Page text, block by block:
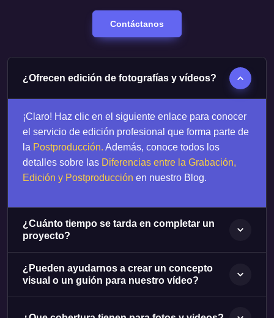
Contáctanos
¿Ofrecen edición de fotografías y vídeos?
¡Claro! Haz clic en el siguiente enlace para conocer
el servicio de edición profesional que forma parte de
la Postproducción. Además, conoce todos los
detalles sobre las Diferencias entre la Grabación,
Edición y Postproducción en nuestro Blog.
¿Cuánto tiempo se tarda en completar un
proyecto?
¿Pueden ayudarnos a crear un concepto
visual o un guión para nuestro vídeo?